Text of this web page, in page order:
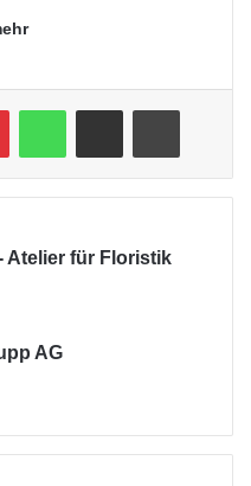
PinterestWhatsAppTeile per E-Mail Drucken
Atelier für Floristik
AG